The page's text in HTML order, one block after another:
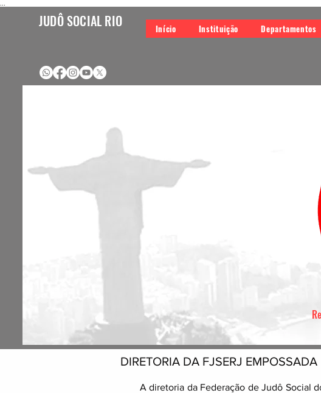
JUDÔ SOCIAL RIO Início Instituição Departamentos
DIRETORIA DA FJSERJ EMPOSSADA
A diretoria da Federação de Judô Social